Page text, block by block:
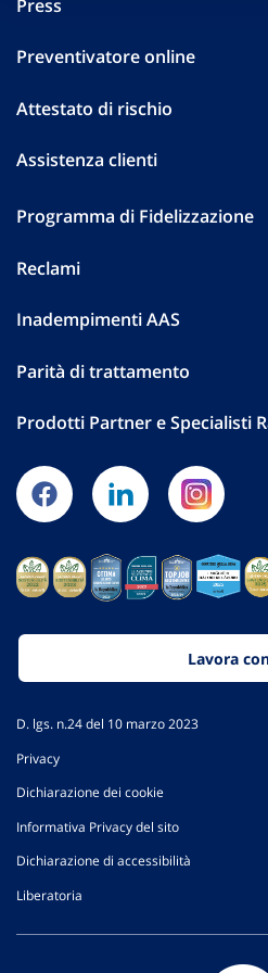
Press
Preventivatore online
Attestato di rischio
Assistenza clienti
Programma di Fidelizzazione
Reclami
Inadempimenti AAS
Parità di trattamento
Prodotti Partner e Specialisti
Lavora
D. lgs. n.24 del 10 marzo 2023
Privacy
Dichiarazione dei cookie
Informativa Privacy del sito
Dichiarazione di accessibilità
Liberatoria